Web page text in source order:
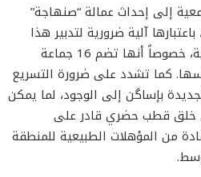
إلى إحداث عمالة “صنهاجة”
آلية ضرورية لتدبير هذا
المجال الجبلي بتوازن وفعالية، خصوصاً أنها تضم 16 جماعة
كما تشدد على ضرورة التسريع
بإساگن إلى الوجود، لما يمكن
خلق قطب حضري قادر على
من المؤهلات الطبيعية للمنطقة